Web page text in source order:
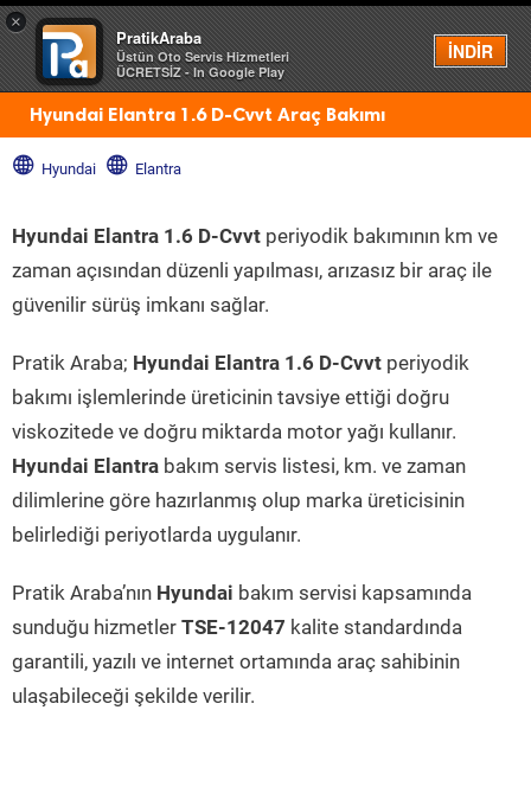
×
PratikAraba
Üstün Oto Servis Hizmetleri
ÜCRETSİZ - In Google Play
İNDİR
Menü
Hyundai Elantra 1.6 D-Cvvt Araç Bakımı
Hyundai Elantra
Hyundai Elantra 1.6 D-Cvvt periyodik bakımının km ve
zaman açısından düzenli yapılması, arızasız bir araç ile
güvenilir sürüş imkanı sağlar.
Pratik Araba; Hyundai Elantra 1.6 D-Cvvt periyodik
bakımı işlemlerinde üreticinin tavsiye ettiği doğru
viskozitede ve doğru miktarda motor yağı kullanır.
Hyundai Elantra bakım servis listesi, km. ve zaman
dilimlerine göre hazırlanmış olup marka üreticisinin
belirlediği periyotlarda uygulanır.
Pratik Araba’nın Hyundai bakım servisi kapsamında
sunduğu hizmetler TSE-12047 kalite standardında
garantili, yazılı ve internet ortamında araç sahibinin
ulaşabileceği şekilde verilir.